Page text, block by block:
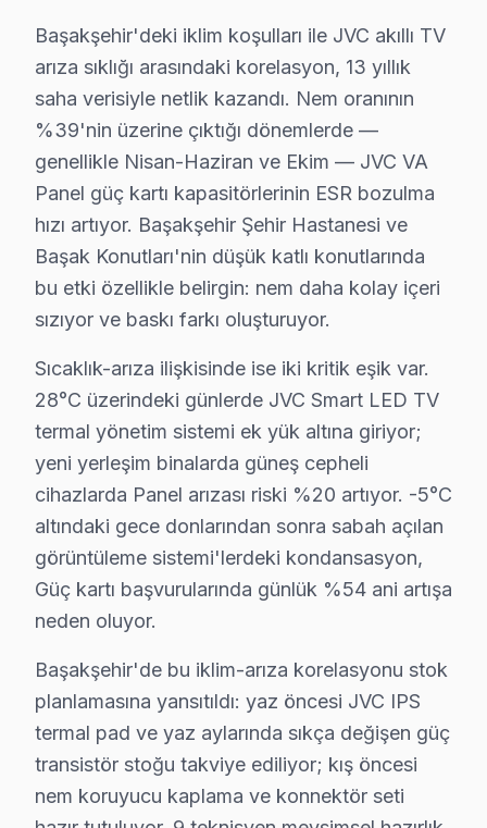
Başakşehir Genelinde JVC TV Tamir Ağı
Başakşehir ve yakın bölgelerde JVC panel servis
Kapsama alanımız:
• Başakşehir tüm semtler ve mahalleler
• Bitişik ilçelere servis erişimi
• Apartman, rezidans ve iş yeri servisi
Başakşehir çevresinde JVC servisi için hemen
JVC Televizyon Kullanım Kılavuzu –
Televizyonunuzun ömrünü kısaltan alışkanlıklardan
Teknisyen önerileri:
• Başakşehir'de orijinal güç kablosu ve adaptör
• Başakşehir'de HDMI kablolarını çekip takmadan
• Direkt güneş ışığı ve ısı kaynaklarından
• Başakşehir'de UPS veya gerilim regülatörü ile ani
• Ekran parlaklığını Başakşehir'de ortam ışığına
• Enerji tasarrufu için kullanmadığınızda
Başakşehir'da düzenli bakım ve doğru kullanım ile
JVC TV'lerde Sık Görülen Arızalar
Başakşehir bölgesindeki JVC kullanıcılarının
Fire LED TV sistem sorunu: Başakşehir'de JVC VA
Başakşehir'deki iklim koşulları ile JVC akıllı TV
arıza sıklığı arasındaki korelasyon, 13 yıllık
saha verisiyle netlik kazandı. Nem oranının
%39'nin üzerine çıktığı dönemlerde —
genellikle Nisan-Haziran ve Ekim — JVC VA
Panel güç kartı kapasitörlerinin ESR bozulma
hızı artıyor. Başakşehir Şehir Hastanesi ve
Başak Konutları'nin düşük katlı konutlarında
bu etki özellikle belirgin: nem daha kolay içeri
sızıyor ve baskı farkı oluşturuyor.
Sıcaklık-arıza ilişkisinde ise iki kritik eşik var.
28°C üzerindeki günlerde JVC Smart LED TV
termal yönetim sistemi ek yük altına giriyor;
yeni yerleşim binalarda güneş cepheli
cihazlarda Panel arızası riski %20 artıyor. -5°C
altındaki gece donlarından sonra sabah açılan
görüntüleme sistemi'lerdeki kondansasyon,
Güç kartı başvurularında günlük %54 ani artışa
neden oluyor.
Başakşehir'de bu iklim-arıza korelasyonu stok
planlamasına yansıtıldı: yaz öncesi JVC IPS
termal pad ve yaz aylarında sıkça değişen güç
transistör stoğu takviye ediliyor; kış öncesi
nem koruyucu kaplama ve konnektör seti